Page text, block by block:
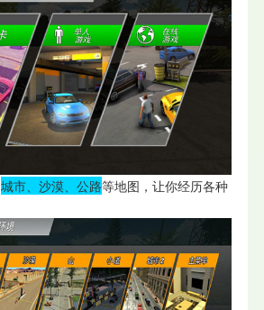
城市、沙漠、公路等地图，让你经历各种